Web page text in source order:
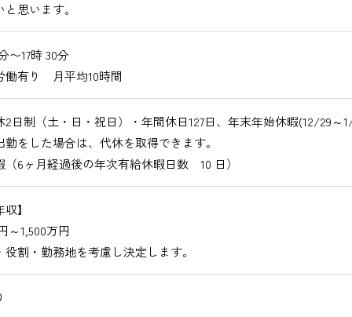
思います。
〜17時 30分
働有り 月平均10時間
2日制（土・日・祝日）・年間休日127日、年末年始休暇(12/29～
をした場合は、代休を取得できます。
（6ヶ月経過後の年次有給休暇日数 10 日）
】
～1,500万円
割・勤務地を考慮し決定します。